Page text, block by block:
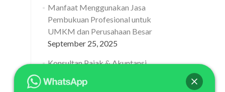
Manfaat Menggunakan Jasa
Pembukuan Profesional untuk
UMKM dan Perusahaan Besar
September 25, 2025
Konsultan Pajak & Akuntansi
Profesional Berpengalaman